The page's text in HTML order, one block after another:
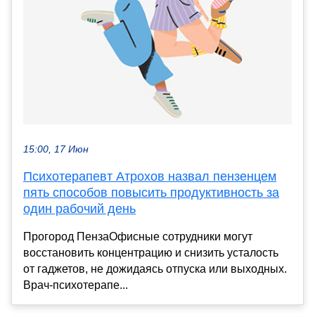
15:00, 17 Июн
Психотерапевт Атрохов назвал пензенцем
пять способов повысить продуктивность за
один рабочий день
Прогород ПензаОфисные сотрудники могут
восстановить концентрацию и снизить усталость
от гаджетов, не дожидаясь отпуска или выходных.
Врач-психотерапе...